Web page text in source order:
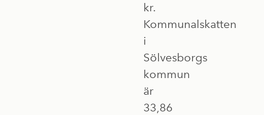
kr.
Kommunalskatten
i
Sölvesborgs
kommun
är
33,86